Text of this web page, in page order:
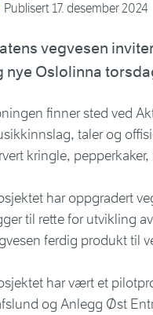
Publisert17. desember 2024
vegvesen
nye Oslolinna
finner sted ved
taler og
kringle,
har oppgradert
til rette for utvikling
ferdig produkt til
har vært et
og Anlegg Øst